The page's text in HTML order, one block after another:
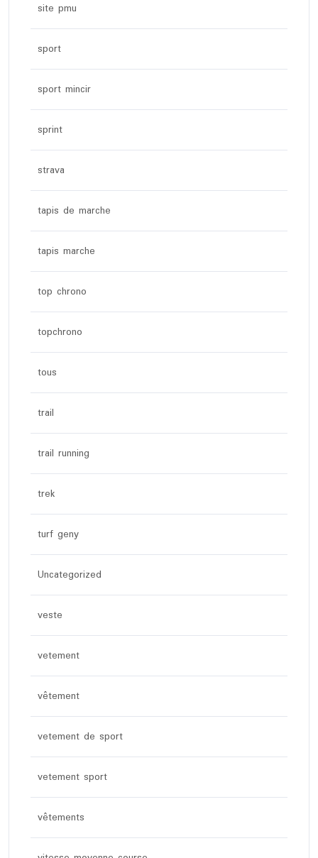
site pmu
sport
sport mincir
sprint
strava
tapis de marche
tapis marche
top chrono
topchrono
tous
trail
trail running
trek
turf geny
Uncategorized
veste
vetement
vêtement
vetement de sport
vetement sport
vêtements